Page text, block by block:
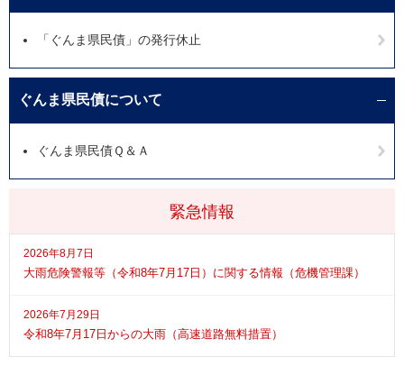
緊急情報
2026年8月7日
大雨危険警報等（令和8年7月17日）に関する情報（危機管理課）
2026年7月29日
令和8年7月17日からの大雨（高速道路無料措置）
「ぐんま県民債」の発行休止
ぐんま県民債について
ぐんま県民債Ｑ＆Ａ